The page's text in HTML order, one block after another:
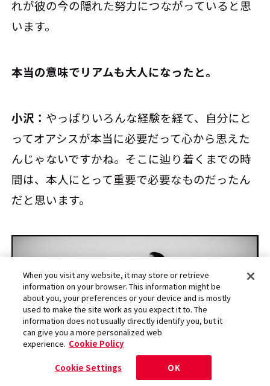
れが彼の今の隠れた努力につながっていると思
います。
――本当の意味でリアムも大人になったと。
小沢： やっぱりいろんな経験を経て、自分にと
ってオアシスが本当に必要だって心から思えた
んじゃないですかね。そこに辿り着くまでの時
間は、本人にとって重要で必要なものだったん
だと思います。
When you visit any website, it may store or retrieve
information on your browser. This information might be
about you, your preferences or your device and is mostly
used to make the site work as you expect it to. The
information does not usually directly identify you, but it
can give you a more personalized web
experience. Cookie Policy
Cookie Settings OK